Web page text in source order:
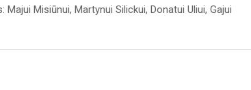
Misiūnui, Martynui Silickui, Donatui Uliui, Gajui